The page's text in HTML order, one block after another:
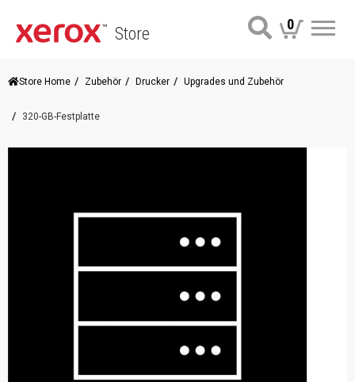
Store 0
Store Home Zubehör Drucker Upgrades und Zubehör
320-GB-Festplatte